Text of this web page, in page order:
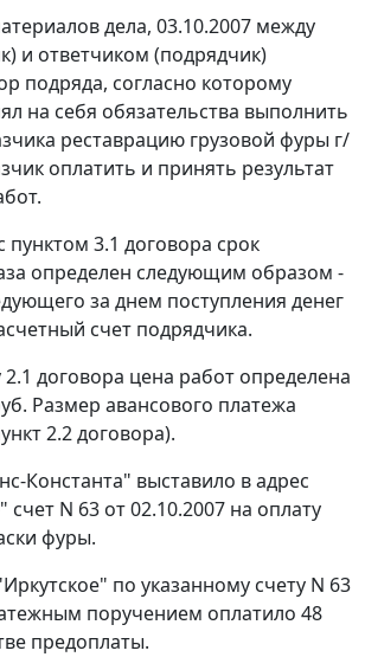
дела, 03.10.2007 между
и ответчиком (подрядчик)
подряда, согласно которому
на себя обязательства выполнить
реставрацию грузовой фуры г/
оплатить и принять результат
пунктом 3.1 договора срок
определен следующим образом -
за днем поступления денег
счет подрядчика.
2.1 договора цена работ определена
Размер авансового платежа
2.2 договора).
Константа" выставило в адрес
N 63 от 02.10.2007 на оплату
фуры.
по указанному счету N 63
поручением оплатило 48
предоплаты.